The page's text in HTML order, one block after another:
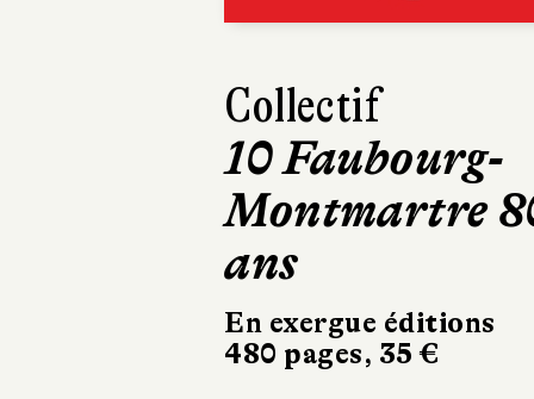
Maxime
Mourir deux
fois
Robert Laffont